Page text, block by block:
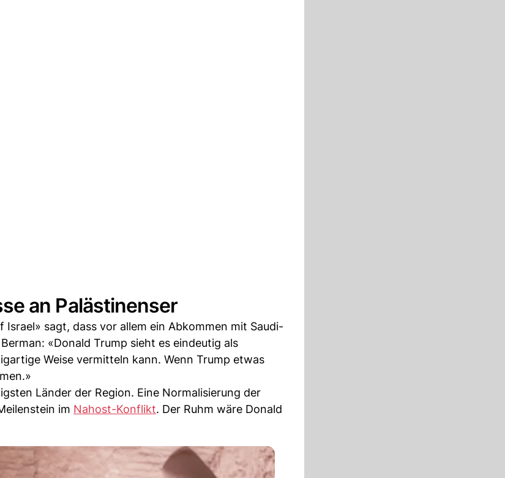
an Palästinenser
sagt, dass vor allem ein Abkommen mit Saudi-
«Donald Trump sieht es eindeutig als
Weise vermitteln kann. Wenn Trump etwas
Länder der Region. Eine Normalisierung der
im Nahost-Konflikt. Der Ruhm wäre Donald